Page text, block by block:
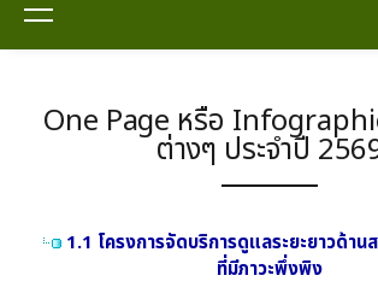
One Page หรือ
ต่างๆ ประจำปี
1.1 โครงการจัดบริการดูแลระยะยาวด้า
ที่มีภาวะพึ่งพิง